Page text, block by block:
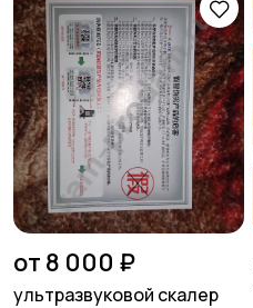
от 8 000 ₽
ультразвуковой скалер